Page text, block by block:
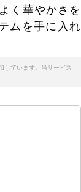
く華やかさを
ムを手に入れ
しています。当サービス